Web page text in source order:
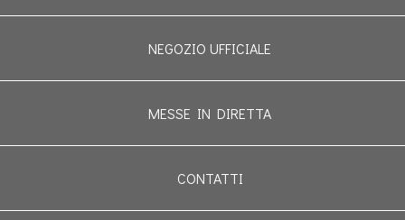
NEGOZIO UFFICIALE
MESSE IN DIRETTA
CONTATTI